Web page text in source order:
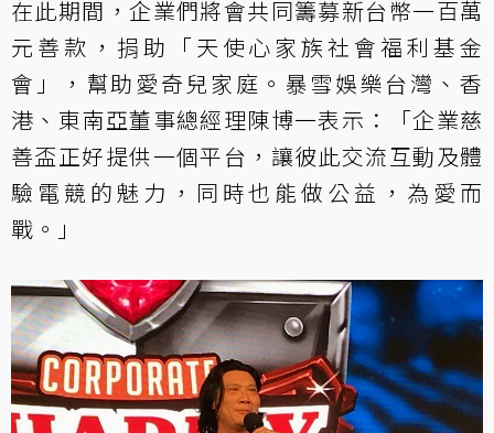
在此期間，企業們將會共同籌募新台幣一百萬
元善款，捐助「天使心家族社會福利基金
會」，幫助愛奇兒家庭。暴雪娛樂台灣、香
港、東南亞董事總經理陳博一表示：「企業慈
善盃正好提供一個平台，讓彼此交流互動及體
驗電競的魅力，同時也能做公益，為愛而
戰。」